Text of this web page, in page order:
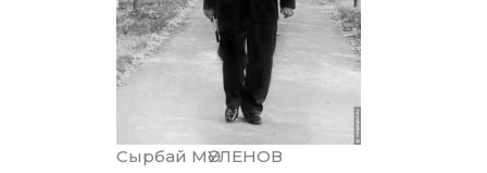
Сырбай МӘУЛЕНОВ